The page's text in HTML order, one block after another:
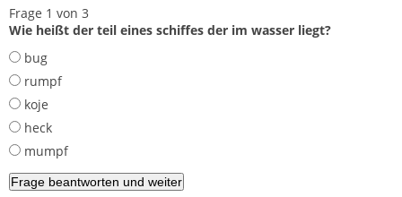
Frage 1 von 3
Wie heißt der teil eines schiffes der im wasser liegt?
bug
rumpf
koje
heck
mumpf